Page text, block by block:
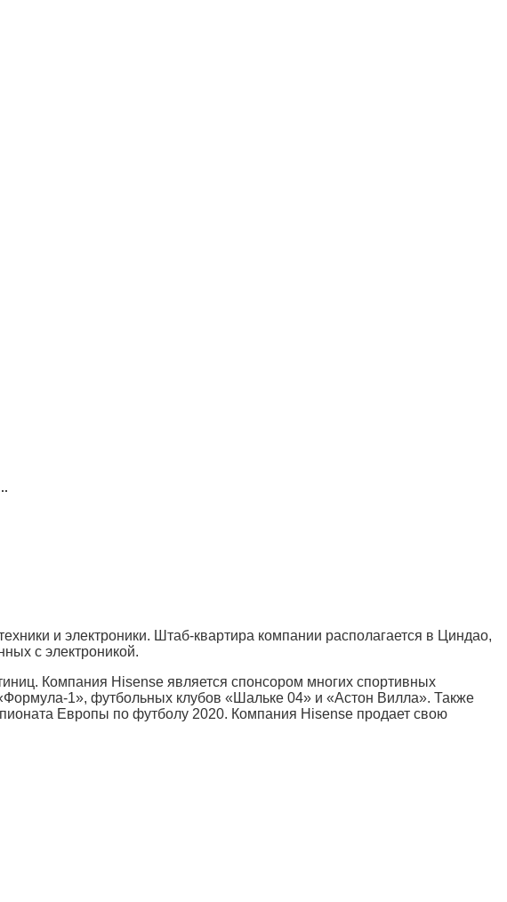
и электроники. Штаб-квартира компании располагается в Циндао,
с электроникой.
Компания Hisense является спонсором многих спортивных
1», футбольных клубов «Шальке 04» и «Астон Вилла». Также
Европы по футболу 2020. Компания Hisense продает свою